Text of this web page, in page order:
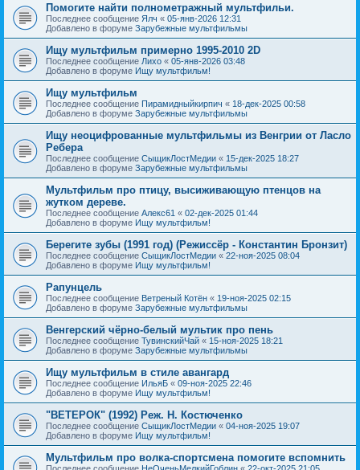
Помогите найти полнометражный мультфильи.
Последнее сообщение Ялч « 05-янв-2026 12:31
Добавлено в форуме Зарубежные мультфильмы
Ищу мультфильм примерно 1995-2010 2D
Последнее сообщение Лихо « 05-янв-2026 03:48
Добавлено в форуме Ищу мультфильм!
Ищу мультфильм
Последнее сообщение Пирамидныйкирпич « 18-дек-2025 00:58
Добавлено в форуме Зарубежные мультфильмы
Ищу неоцифрованные мультфильмы из Венгрии от Ласло
Ребера
Последнее сообщение СыщикЛостМедии « 15-дек-2025 18:27
Добавлено в форуме Зарубежные мультфильмы
Мультфильм про птицу, высиживающую птенцов на
жутком дереве.
Последнее сообщение Алекс61 « 02-дек-2025 01:44
Добавлено в форуме Ищу мультфильм!
Берегите зубы (1991 год) (Режиссёр - Константин Бронзит)
Последнее сообщение СыщикЛостМедии « 22-ноя-2025 08:04
Добавлено в форуме Ищу мультфильм!
Рапунцель
Последнее сообщение Ветреный Котён « 19-ноя-2025 02:15
Добавлено в форуме Зарубежные мультфильмы
Венгерский чёрно-белый мультик про пень
Последнее сообщение ТувинскийЧай « 15-ноя-2025 18:21
Добавлено в форуме Зарубежные мультфильмы
Ищу мультфильм в стиле авангард
Последнее сообщение ИльяБ « 09-ноя-2025 22:46
Добавлено в форуме Ищу мультфильм!
"ВЕТЕРОК" (1992) Реж. Н. Костюченко
Последнее сообщение СыщикЛостМедии « 04-ноя-2025 19:07
Добавлено в форуме Ищу мультфильм!
Мультфильм про волка-спортсмена помогите вспомнить
Последнее сообщение НеОченьМелкийГоблин « 22-окт-2025 21:05